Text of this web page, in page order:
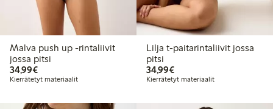
Malva push up -rintaliivit
jossa pitsi
34,99€34,99 €
Kierrätetyt materiaalit
Lilja t-paitarintaliivit jossa
pitsi
34,99€34,99 €
Kierrätetyt materiaalit